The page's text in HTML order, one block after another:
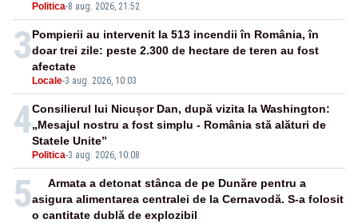
Politica-8 aug. 2026, 21:52
3
Locale-3 aug. 2026, 10:03
Pompierii au intervenit la 513 incendii în România, în
doar trei zile: peste 2.300 de hectare de teren au fost
afectate
4
Politica-3 aug. 2026, 10:08
Consilierul lui Nicușor Dan, după vizita la Washington:
„Mesajul nostru a fost simplu - România stă alături de
Statele Unite”
5
Armata a detonat stânca de pe Dunăre pentru a
asigura alimentarea centralei de la Cernavodă. S-a folosit
o cantitate dublă de explozibil